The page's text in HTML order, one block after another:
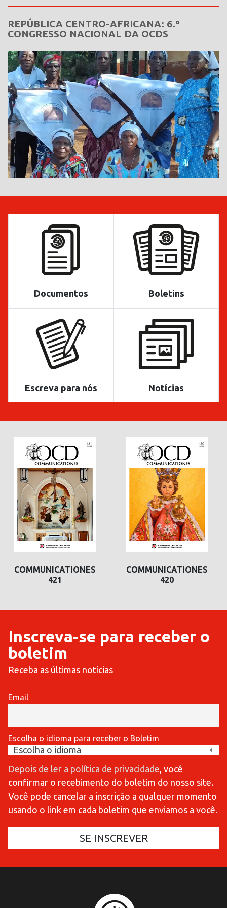
REPÚBLICA CENTRO-AFRICANA: 6.º
CONGRESSO NACIONAL DA OCDS
Documentos Boletins
Escreva para nós Notícias
COMMUNICATIONES
421
COMMUNICATIONES
420
Inscreva-se para receber o
boletim
Receba as últimas notícias
Email
Escolha o idioma para receber o Boletim
Depois de ler a política de privacidade , você
confirmar o recebimento do boletim do nosso site.
Você pode cancelar a inscrição a qualquer momento
usando o link em cada boletim que enviamos a você.